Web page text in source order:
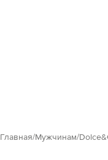
Главная Мужчинам